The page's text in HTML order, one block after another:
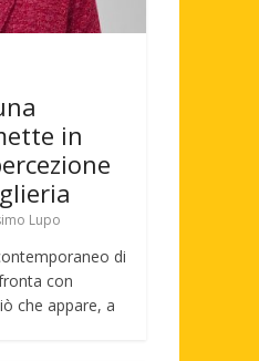
in
Lupo
di
con
che appare, a